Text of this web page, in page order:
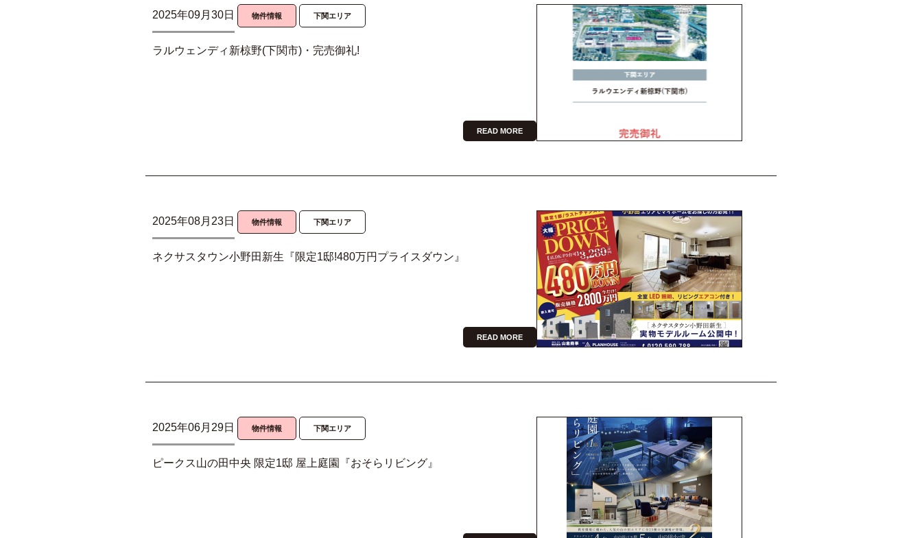
2025年09月30日 物件情報 下関エリア
ラルウェンディ新椋野(下関市)・完売御礼!
READ MORE
2025年08月23日 物件情報 下関エリア
ネクサスタウン小野田新生『限定1邸!480万円プライスダウン』
READ MORE
2025年06月29日 物件情報 下関エリア
ピークス山の田中央 限定1邸 屋上庭園『おそらリビング』